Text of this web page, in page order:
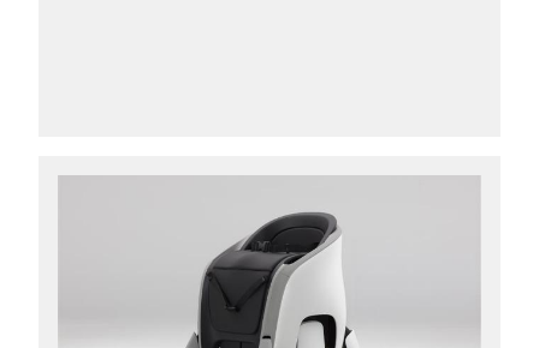
らず、新しいモビリティの形が模索されていま
す。その中で大阪・関西万博で大きな注目を集め
たのが、川崎重工の未来志向モビリティ
「CORLEO（コルレオ）」です。 水素を動力源
とし、4脚構造によって険しい地形を自在に駆け